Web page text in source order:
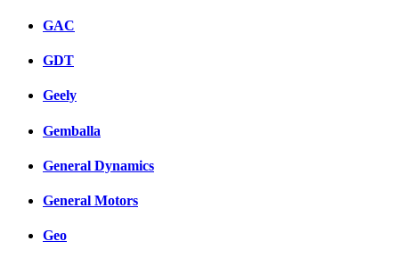
GAC
GDT
Geely
Gemballa
General Dynamics
General Motors
Geo